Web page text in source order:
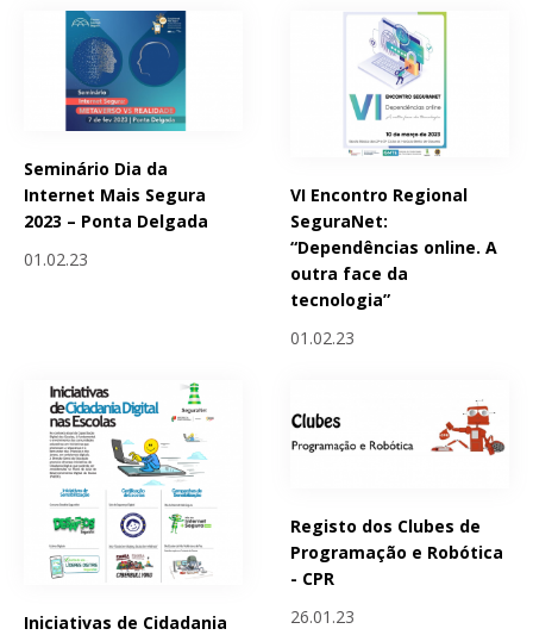
Seminário Dia da
Internet Mais Segura
2023 – Ponta Delgada
01.02.23
VI Encontro Regional
SeguraNet:
“Dependências online. A
outra face da
tecnologia”
01.02.23
Iniciativas de Cidadania
Registo dos Clubes de
Programação e Robótica
- CPR
26.01.23